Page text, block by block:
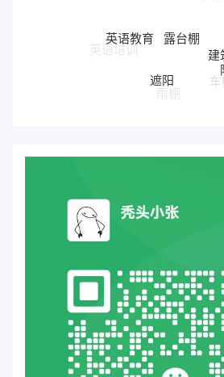
英语培训
英语教育
建
雨棚
遮阳